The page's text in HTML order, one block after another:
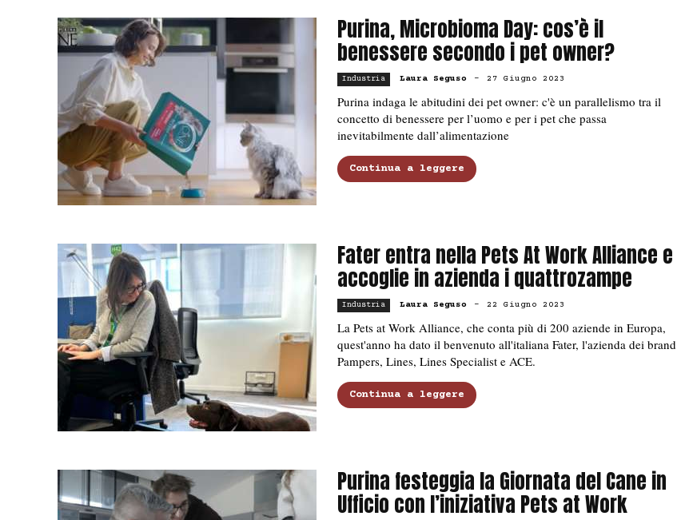
Purina, Microbioma Day: cos’è il
benessere secondo i pet owner?
Industria Laura Seguso - 27 Giugno 2023
Purina indaga le abitudini dei pet owner: c'è un parallelismo tra il
concetto di benessere per l’uomo e per i pet che passa
inevitabilmente dall’alimentazione
Continua a leggere
Fater entra nella Pets At Work Alliance e
accoglie in azienda i quattrozampe
Industria Laura Seguso - 22 Giugno 2023
La Pets at Work Alliance, che conta più di 200 aziende in Europa,
quest'anno ha dato il benvenuto all'italiana Fater, l'azienda dei brand
Pampers, Lines, Lines Specialist e ACE.
Continua a leggere
Purina festeggia la Giornata del Cane in
Ufficio con l’iniziativa Pets at Work